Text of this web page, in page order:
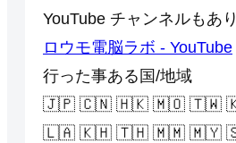
YouTube チャンネルもあ
ロウモ電脳ラボ - YouTube
行った事ある国/地域
🇯🇵 🇨🇳 🇭🇰 🇲🇴 🇹🇼
🇱🇦 🇰🇭 🇹🇭 🇲🇲 🇲🇾